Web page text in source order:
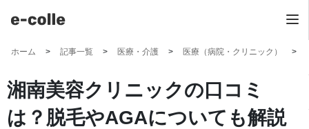
ホーム 記事一覧 医療・介護 医療（病院・クリニック）
湘南美容クリニックの口コミ
は？脱毛やAGAについても解説